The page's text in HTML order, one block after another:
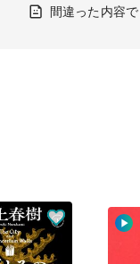
間違った内容